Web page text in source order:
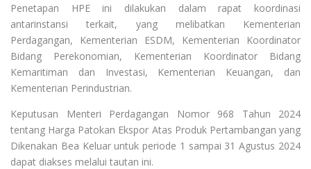
Penetapan HPE ini dilakukan dalam rapat koordinasi
antarinstansi terkait, yang melibatkan Kementerian
Perdagangan, Kementerian ESDM, Kementerian Koordinator
Bidang Perekonomian, Kementerian Koordinator Bidang
Kemaritiman dan Investasi, Kementerian Keuangan, dan
Kementerian Perindustrian.
Keputusan Menteri Perdagangan Nomor 968 Tahun 2024
tentang Harga Patokan Ekspor Atas Produk Pertambangan yang
Dikenakan Bea Keluar untuk periode 1 sampai 31 Agustus 2024
dapat diakses melalui tautan ini.